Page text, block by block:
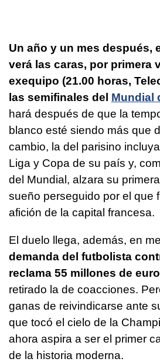
Un año y un mes después,
verá las caras, por primera
exequipo (21.00 horas,
las semifinales del Mundial
hará después de que la
blanco esté siendo más que
cambio, la del parisino
Liga y Copa de su país y,
del Mundial, alzara su
sueño perseguido por el que
afición de la capital francesa.
El duelo llega, además, en
demanda del futbolista
reclama 55 millones de
retirado la de coacciones.
ganas de reivindicarse ante
que tocó el cielo de la
ahora aspira a ser el primer
de la historia moderna.